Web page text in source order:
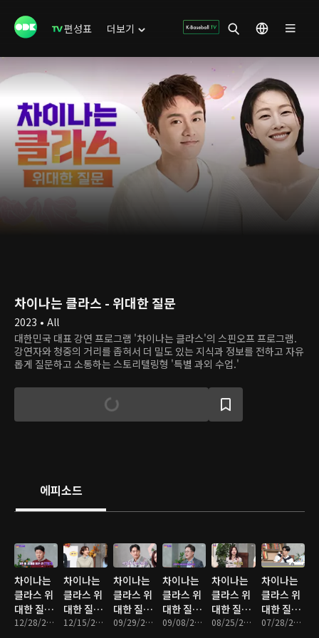
편성표 더보기
차이나는 클라스 - 위대한 질문
2023 • All
대한민국 대표 강연 프로그램 '차이나는 클라스'의 스핀오프 프로그램.
강연자와 청중의 거리를 좁혀서 더 밀도 있는 지식과 정보를 전하고 자유
롭게 질문하고 소통하는 스토리텔링형 '특별 과외 수업.'
에피소드
차이나는
클라스 위
대한 질문
: 25회 12/28/2024 • 54분
차이나는
클라스 위
대한 질문
: 24회 12/15/2024 • 55분
차이나는
클라스 위
대한 질문
: 23회 09/29/2024 • 53분
차이나는
클라스 위
대한 질문
: 22회 09/08/2024 • 54분
차이나는
클라스 위
대한 질문
: 21회 08/25/2024 • 56분
차이나는
클라스 위
대한 질문
: 20회 07/28/2024 • 54분